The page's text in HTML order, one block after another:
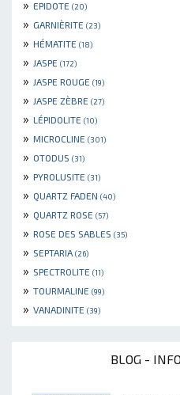
» EPIDOTE (20)
» GARNIÈRITE (23)
» HÉMATITE (18)
» JASPE (172)
» JASPE ROUGE (19)
» JASPE ZÈBRE (27)
» LÉPIDOLITE (10)
» MICROCLINE (301)
» OTODUS (31)
» PYROLUSITE (31)
» QUARTZ FADEN (40)
» QUARTZ ROSE (57)
» ROSE DES SABLES (35)
» SEPTARIA (26)
» SPECTROLITE (11)
» TOURMALINE (99)
» VANADINITE (39)
BLOG -